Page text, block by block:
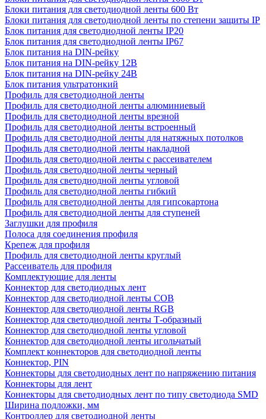
Блоки питания для светодиодной ленты 600 Вт
Блоки питания для светодиодной ленты по степени защиты IP
Блок питания для светодиодной ленты IP20
Блок питания для светодиодной ленты IP67
Блок питания на DIN-рейку
Блок питания на DIN-рейку 12В
Блок питания на DIN-рейку 24В
Блок питания ультратонкий
Профиль для светодиодной ленты
Профиль для светодиодной ленты алюминиевый
Профиль для светодиодной ленты врезной
Профиль для светодиодной ленты встроенный
Профиль для светодиодной ленты для натяжных потолков
Профиль для светодиодной ленты накладной
Профиль для светодиодной ленты с рассеивателем
Профиль для светодиодной ленты черный
Профиль для светодиодной ленты угловой
Профиль для светодиодной ленты гибкий
Профиль для светодиодной ленты для гипсокартона
Профиль для светодиодной ленты для ступеней
Заглушки для профиля
Полоса для соединения профиля
Крепеж для профиля
Профиль для светодиодной ленты круглый
Рассеиватель для профиля
Комплектующие для ленты
Коннектор для светодиодных лент
Коннектор для светодиодной ленты COB
Коннектор для светодиодной ленты RGB
Коннектор для светодиодной ленты Т-образный
Коннектор для светодиодной ленты угловой
Коннектор для светодиодной ленты игольчатый
Комплект коннекторов для светодиодной ленты
Коннектор, PIN
Коннекторы для светодиодных лент по напряжению питания
Коннекторы для лент
Коннекторы для светодиодных лент по типу светодиода SMD
Ширина подложки, мм
Контроллер для светодиодной ленты